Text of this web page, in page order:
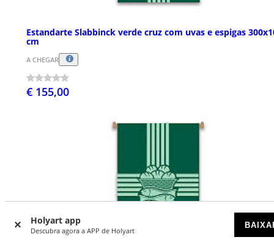
Holyart app
Descubra agora a APP de Holyart
Estandarte Slabbinck verde cruz com uvas e espigas
cm
A CHEGAR
€ 155,00